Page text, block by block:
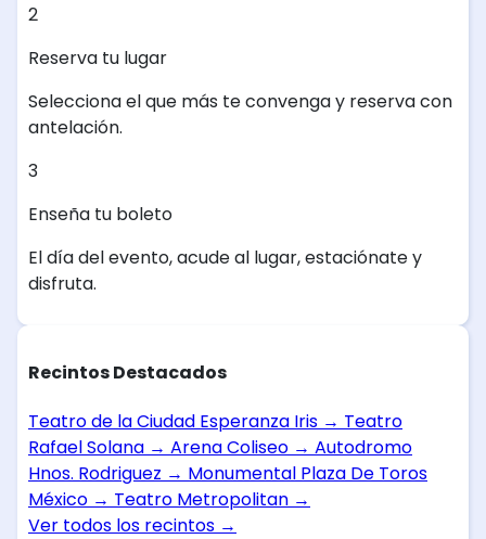
2
Reserva tu lugar
Selecciona el que más te convenga y reserva con
antelación.
3
Enseña tu boleto
El día del evento, acude al lugar, estaciónate y
disfruta.
Recintos Destacados
Teatro de la Ciudad Esperanza Iris → Teatro
Rafael Solana → Arena Coliseo → Autodromo
Hnos. Rodriguez → Monumental Plaza De Toros
México → Teatro Metropolitan →
Ver todos los recintos →